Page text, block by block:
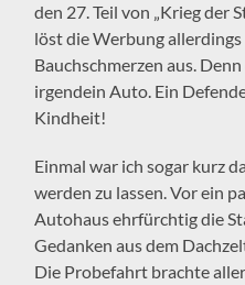
den 27. Teil von „Krieg der
löst die Werbung
Bauchschmerzen aus.
irgendein Auto. Ein
Kindheit!
Einmal war ich sogar kurz
werden zu lassen. Vor ein
Autohaus ehrfürchtig die
Gedanken aus dem
Die Probefahrt brachte